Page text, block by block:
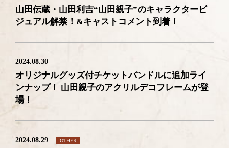
山田伝蔵・山田利吉“山田親子”のキャラクタービ
ジュアル解禁！&キャストコメント到着！
2024.08.30
オリジナルグッズ付チケットバンドルに追加ライ
ンナップ！ 山田親子のアクリルデコフレームが登
場！
2024.08.29 OTHER